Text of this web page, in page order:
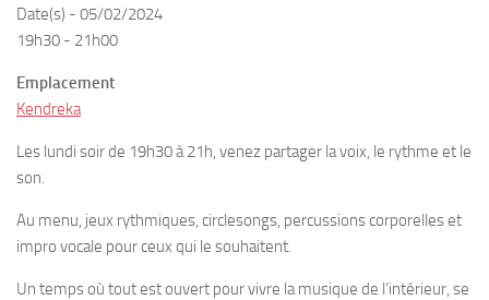
Date(s) - 05/02/2024
19h30 - 21h00
Emplacement
Kendreka
Les lundi soir de 19h30 à 21h, venez partager la voix, le rythme et le
son.
Au menu, jeux rythmiques, circlesongs, percussions corporelles et
impro vocale pour ceux qui le souhaitent.
Un temps où tout est ouvert pour vivre la musique de l’intérieur, se